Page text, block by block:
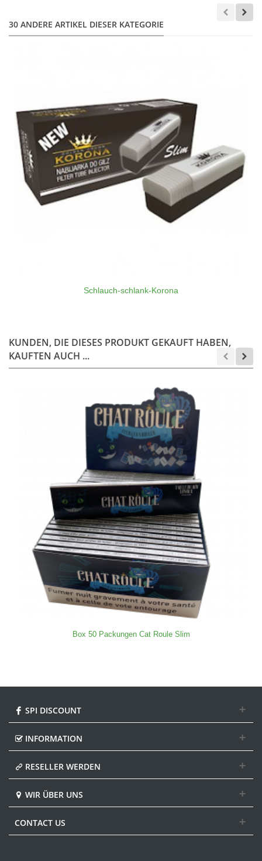
30 ANDERE ARTIKEL DIESER KATEGORIE
Schlauch-schlank-Korona
KUNDEN, DIE DIESES PRODUKT GEKAUFT HABEN,
KAUFTEN AUCH ...
Box 50 Packungen Cat Roule Slim
SPI DISCOUNT
INFORMATION
RESELLER WERDEN
WIR ÜBER UNS
CONTACT US